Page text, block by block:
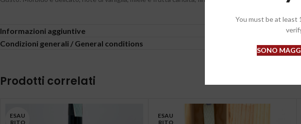
You must be at least
SONO
Informazioni aggiuntive
Condizioni generali / General conditions
Prodotti correlati
ESAU
RITO
ESAU
RITO